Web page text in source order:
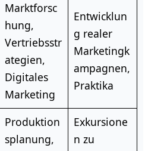
Marktforsc
hung,
Vertriebsstr
ategien,
Digitales
Marketing
Entwicklun
g realer
Marketingk
ampagnen,
Praktika
Produktion
splanung,
Exkursione
n zu